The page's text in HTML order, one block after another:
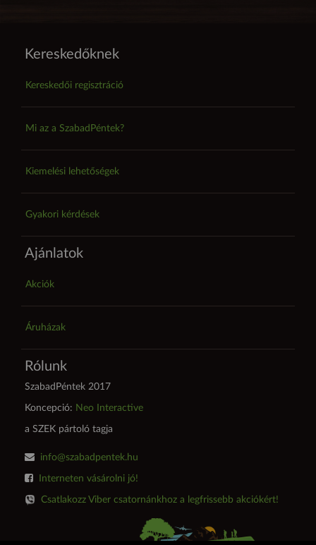
Kereskedőknek
Kereskedői regisztráció
Mi az a SzabadPéntek?
Kiemelési lehetőségek
Gyakori kérdések
Ajánlatok
Akciók
Áruházak
Rólunk
SzabadPéntek 2017
Koncepció: Neo Interactive
a SZEK pártoló tagja
info@szabadpentek.hu
Interneten vásárolni jó!
Csatlakozz Viber csatornánkhoz a legfrissebb akciókért!